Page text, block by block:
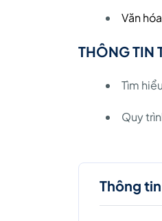
Văn
THÔNG TIN
Tìm
Quy
Thông